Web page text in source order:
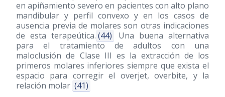
en apiñamiento severo en pacientes con alto plano
mandibular y perfil convexo y en los casos de
ausencia previa de molares son otras indicaciones
de esta terapeútica. (44)
Una buena alternativa
para el tratamiento de adultos con una
maloclusión de Clase III es la extracción de los
primeros molares inferiores siempre que exista el
espacio para corregir el overjet, overbite, y la
relación molar (41)